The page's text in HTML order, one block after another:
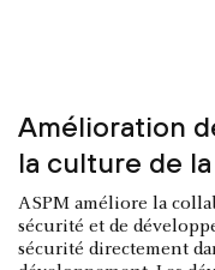
Amélioration
la culture de
ASPM améliore la
sécurité et de
sécurité directement